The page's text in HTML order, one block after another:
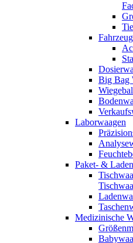
Big Bag
Laborwaagen
Paket- &
Medizinische